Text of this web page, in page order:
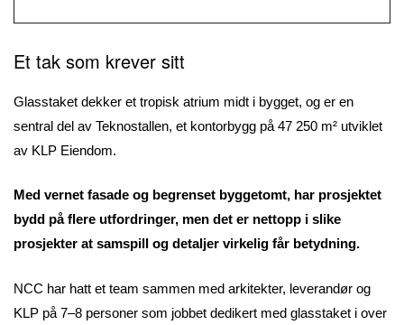
Et tak som krever sitt
Glasstaket dekker et tropisk atrium midt i bygget, og er en
sentral del av Teknostallen, et kontorbygg på 47 250 m² utviklet
av KLP Eiendom.
Med vernet fasade og begrenset byggetomt, har prosjektet
bydd på flere utfordringer, men det er nettopp i slike
prosjekter at samspill og detaljer virkelig får betydning.
NCC har hatt et team sammen med arkitekter, leverandør og
KLP på 7–8 personer som jobbet dedikert med glasstaket i over